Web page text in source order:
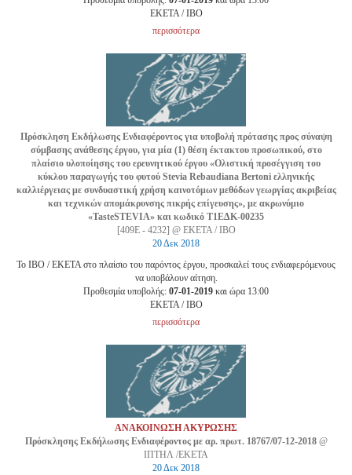
EKETA / ΙΒΟ
περισσότερα
Πρόσκληση Εκδήλωσης Ενδιαφέροντος για υποβολή πρότασης προς σύναψη
σύμβασης ανάθεσης έργου, για μία (1) θέση έκτακτου προσωπικού, στο
πλαίσιο υλοποίησης του ερευνητικού έργου «Oλιστική προσέγγιση του
κύκλου παραγωγής του φυτού Stevia Rebaudiana Bertoni ελληνικής
καλλιέργειας με συνδυαστική χρήση καινοτόμων μεθόδων γεωργίας ακριβείας
και τεχνικών απομάκρυνσης πικρής επίγευσης», με ακρωνύμιο
«TasteSTEVIA» και κωδικό Τ1ΕΔΚ-00235
[409Ε - 4232] @ ΕΚΕΤΑ / ΙΒΟ
20 Δεκ 2018
Το ΙΒΟ / ΕΚΕΤΑ στο πλαίσιο του παρόντος έργου, προσκαλεί τους ενδιαφερόμενους
να υποβάλουν αίτηση.
Προθεσμία υποβολής: 07-01-2019 και ώρα 13:00
EKETA / ΙΒΟ
περισσότερα
ΑΝΑΚΟΙΝΩΣΗ ΑΚΥΡΩΣΗΣ
Πρόσκλησης Εκδήλωσης Ενδιαφέροντος με αρ. πρωτ. 18767/07-12-2018 @
ΙΠΤΗΛ /ΕΚΕΤΑ
20 Δεκ 2018